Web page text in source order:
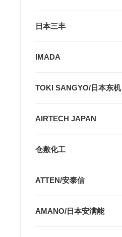
日本三丰
IMADA
TOKI SANGYO/日本东机
AIRTECH JAPAN
仓敷化工
ATTEN/安泰信
AMANO/日本安满能